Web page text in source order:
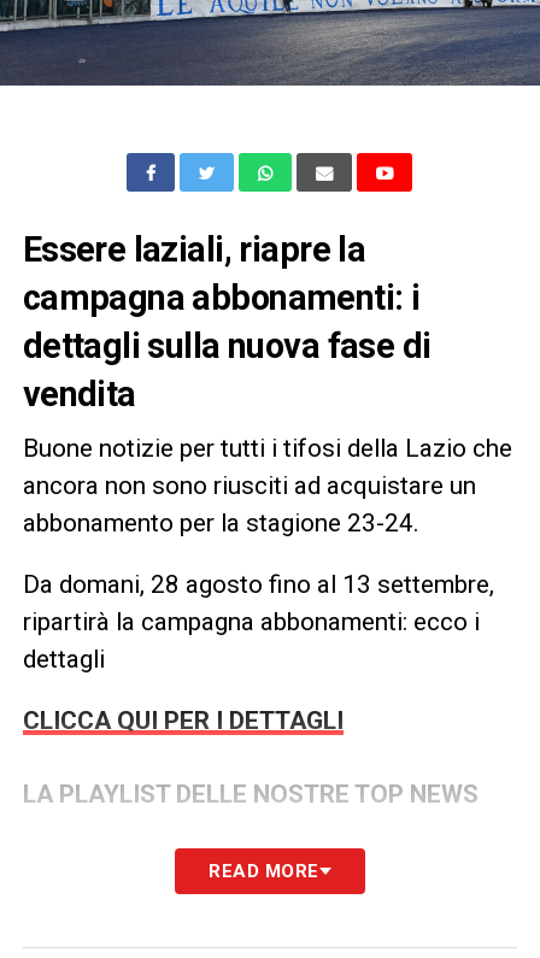
Essere laziali, riapre la
campagna abbonamenti: i
dettagli sulla nuova fase di
vendita
Buone notizie per tutti i tifosi della Lazio che
ancora non sono riusciti ad acquistare un
abbonamento per la stagione 23-24.
Da domani, 28 agosto fino al 13 settembre,
ripartirà la campagna abbonamenti: ecco i
dettagli
CLICCA QUI PER I DETTAGLI
LA PLAYLIST DELLE NOSTRE TOP NEWS
READ MORE